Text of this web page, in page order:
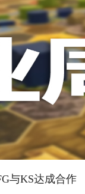
与KS达成合作